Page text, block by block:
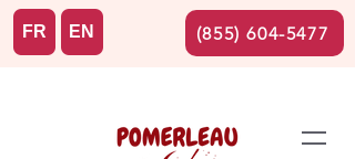
FR EN (855) 604-5477